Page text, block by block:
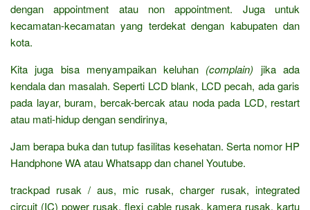
dengan appointment atau non appointment. Juga untuk
kecamatan-kecamatan yang terdekat dengan kabupaten dan
kota.
Kita juga bisa menyampaikan keluhan (complain) jika ada
kendala dan masalah. Seperti LCD blank, LCD pecah, ada garis
pada layar, buram, bercak-bercak atau noda pada LCD, restart
atau mati-hidup dengan sendirinya,
Jam berapa buka dan tutup fasilitas kesehatan. Serta nomor HP
Handphone WA atau Whatsapp dan chanel Youtube.
trackpad rusak / aus, mic rusak, charger rusak, integrated
circuit (IC) power rusak, flexi cable rusak, kamera rusak, kartu